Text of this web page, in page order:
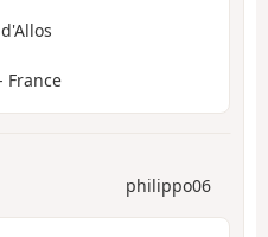
France
philippo06